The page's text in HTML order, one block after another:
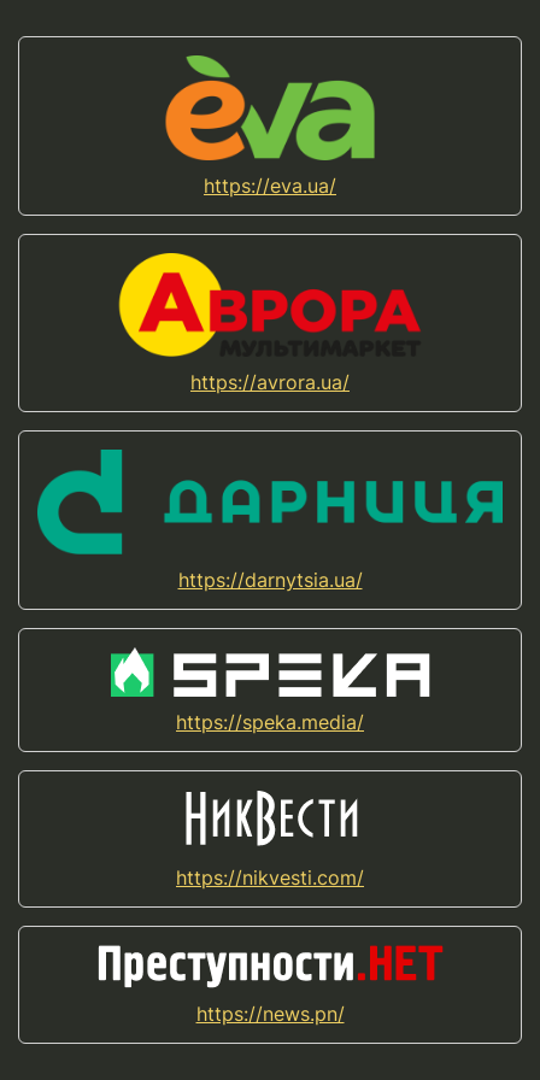
https://eva.ua/
https://avrora.ua/
https://darnytsia.ua/
https://speka.media/
https://nikvesti.com/
https://news.pn/